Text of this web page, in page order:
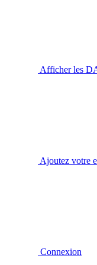
Afficher les
Ajoutez votre
Connexion